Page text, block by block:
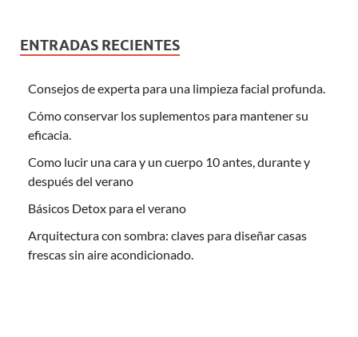
ENTRADAS RECIENTES
Consejos de experta para una limpieza facial profunda.
Cómo conservar los suplementos para mantener su
eficacia.
Como lucir una cara y un cuerpo 10 antes, durante y
después del verano
Básicos Detox para el verano
Arquitectura con sombra: claves para diseñar casas
frescas sin aire acondicionado.